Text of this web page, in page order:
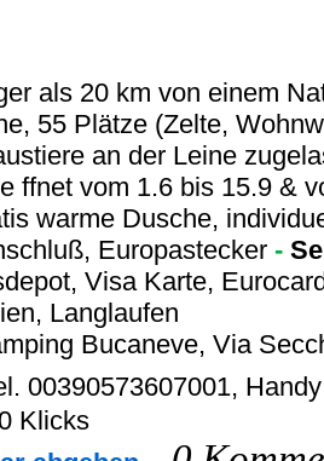
als 20 km von einem
55 Plätze (Zelte,
an der Leine
ffnet vom 1.6 bis 15.9 &
warme Dusche,
Europastecker -
Visa Karte,
Langlaufen
Bucaneve, Via
00390573607001,
Klicks